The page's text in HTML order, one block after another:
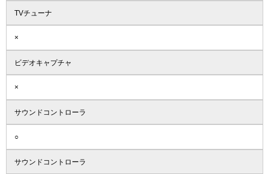
TVチューナ
×
ビデオキャプチャ
×
サウンドコントローラ
○
サウンドコントローラ